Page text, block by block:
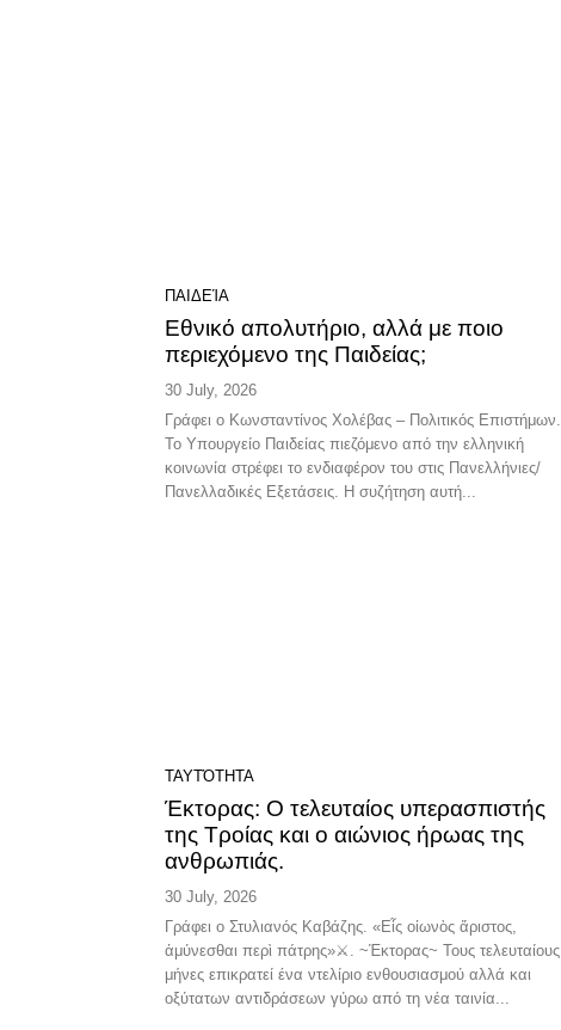
ΠΑΙΔΕΊΑ
Εθνικό απολυτήριο, αλλά με ποιο
περιεχόμενο της Παιδείας;
30 July, 2026
Γράφει ο Κωνσταντίνος Χολέβας – Πολιτικός Επιστήμων.
Το Υπουργείο Παιδείας πιεζόμενο από την ελληνική
κοινωνία στρέφει το ενδιαφέρον του στις Πανελλήνιες/
Πανελλαδικές Εξετάσεις. Η συζήτηση αυτή...
ΤΑΥΤΌΤΗΤΑ
Έκτορας: Ο τελευταίος υπερασπιστής
της Τροίας και ο αιώνιος ήρωας της
ανθρωπιάς.
30 July, 2026
Γράφει ο Στυλιανός Καβάζης. «Εἷς οἰωνὸς ἄριστος,
ἀμύνεσθαι περὶ πάτρης»⚔️. ~Έκτορας~ Τους τελευταίους
μήνες επικρατεί ένα ντελίριο ενθουσιασμού αλλά και
οξύτατων αντιδράσεων γύρω από τη νέα ταινία...